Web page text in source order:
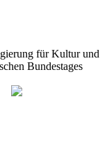
für Kultur und
Bundestages